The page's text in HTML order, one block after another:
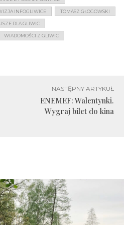
INFOGLIWICE TOMASZ GŁOGOWSKI
DLA GLIWIC
WIADOMOŚCI Z GLIWIC
NASTĘPNY ARTYKUŁ
ENEMEF: Walentynki.
Wygraj bilet do kina